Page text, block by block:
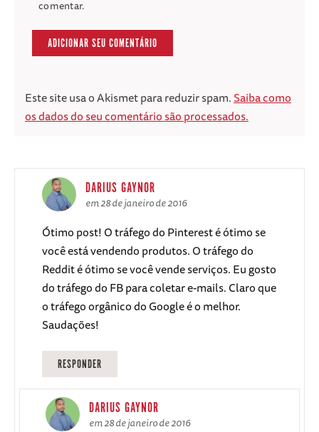
comentar.
Este site usa o Akismet para reduzir spam.Saiba como
os dados do seu comentário são processados.
DARIUS GAYNOR
em 28 de janeiro de 2016
Ótimo post! O tráfego do Pinterest é ótimo se
você está vendendo produtos. O tráfego do
Reddit é ótimo se você vende serviços. Eu gosto
do tráfego do FB para coletar e-mails. Claro que
o tráfego orgânico do Google é o melhor.
Saudações!
RESPONDER
DARIUS GAYNOR
em 28 de janeiro de 2016